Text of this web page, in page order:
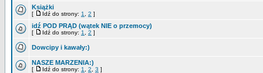
Książki
[ Idź do strony: 1 2 ]
idź POD PRĄD (wątek NIE o przemocy)
[ Idź do strony: 1 2 ]
Dowcipy i kawały:)
NASZE MARZENIA:)
[ Idź do strony: 1 2 3 ]